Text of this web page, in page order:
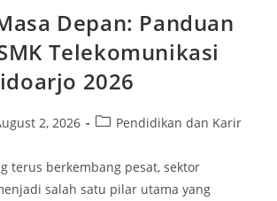
Ke
D3
Informatika
Depan: Panduan
Telekomunikasi
2026
2, 2026
PostPendidikan dan Karir
terus berkembang pesat, sektor
salah satu pilar utama yang